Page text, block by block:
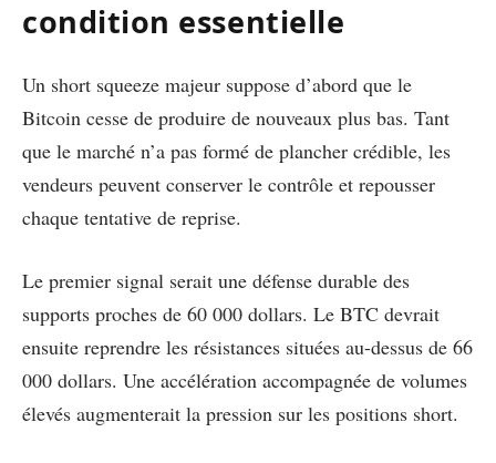
condition essentielle
Un short squeeze majeur suppose d’abord que le
Bitcoin cesse de produire de nouveaux plus bas. Tant
que le marché n’a pas formé de plancher crédible, les
vendeurs peuvent conserver le contrôle et repousser
chaque tentative de reprise.
Le premier signal serait une défense durable des
supports proches de 60 000 dollars. Le BTC devrait
ensuite reprendre les résistances situées au-dessus de 66
000 dollars. Une accélération accompagnée de volumes
élevés augmenterait la pression sur les positions short.